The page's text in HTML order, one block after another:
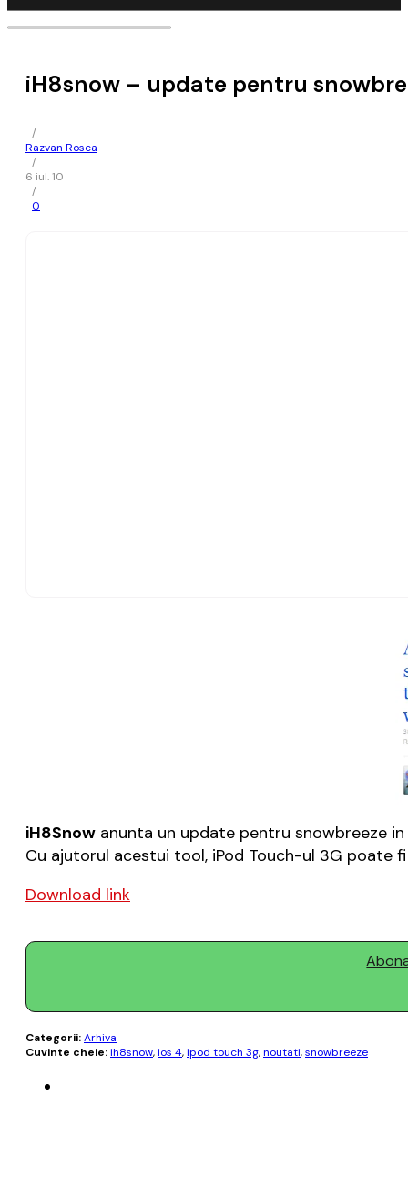
iH8snow – update pentru
/
Razvan Rosca
/
6 iul. 10
/
0
iH8Snow anunta un update pentru snowbreeze
Cu ajutorul acestui tool, iPod Touch-ul 3G poate
Download link
Categorii:Arhiva
Cuvinte cheie:ih8snow,ios 4,ipod touch 3g,noutati,snowbreeze